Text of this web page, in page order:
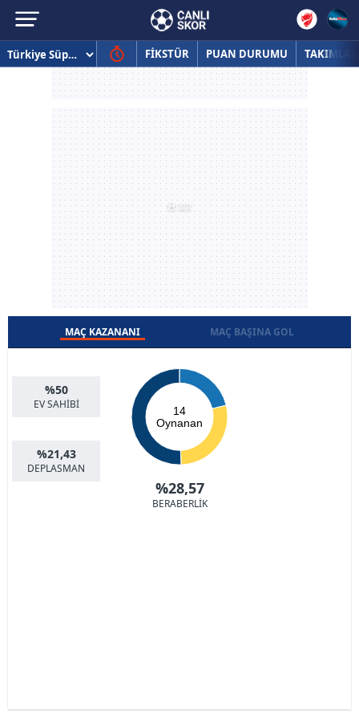
FİKSTÜR PUAN DURUMU TAKIMLAR
MAÇ KAZANANI MAÇ BAŞINA GOL
%50
EV SAHİBİ
%21,43
DEPLASMAN
14
Oynanan
%28,57
BERABERLİK